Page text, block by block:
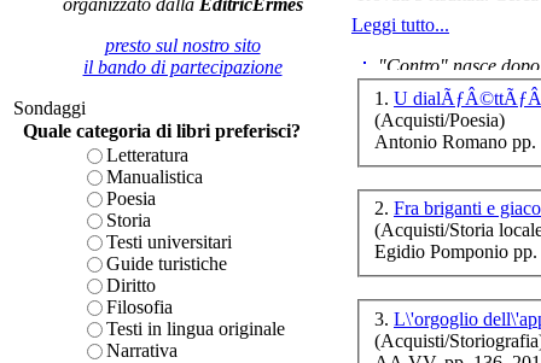
La
ed
organizzato dalla EditricErmes
presto sul nostro sito
il bando di partecipazione
Sondaggi
Quale categoria di libri preferisci?
Letteratura
Manualistica
Poesia
Storia
Testi universitari
Guide turistiche
Diritto
Filosofia
Testi in lingua originale
Narrativa
Leggi tutto...
"Contro" nasce
cominciato con la
ripensaremarx. i saggi
questa collaborazione
è teorica, sempre però
presente fase.
Acquista ora...
cURL error 28: Failed
80 after 7085 ms:
1. U
(Acquisti/Poesia)
Antonio Romano pp.
2. Fra briganti e
(Acquisti/Storia
Egidio Pomponio
3. L\'orgoglio
(Acquisti/